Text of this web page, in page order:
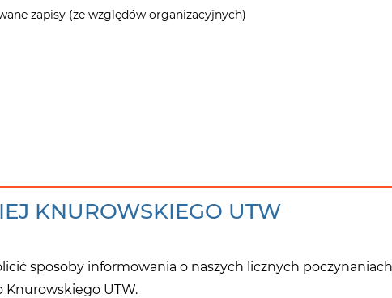
zapisy (ze względów organizacyjnych)
KNUROWSKIEGO UTW
sposoby informowania o naszych licznych
Knurowskiego UTW.